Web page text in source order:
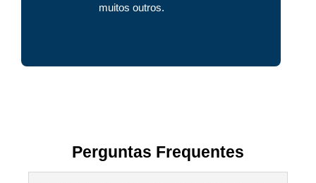
muitos outros.
Perguntas Frequentes